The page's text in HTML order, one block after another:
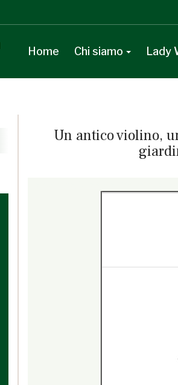
Home Chi siamo Lady
Un antico violino,